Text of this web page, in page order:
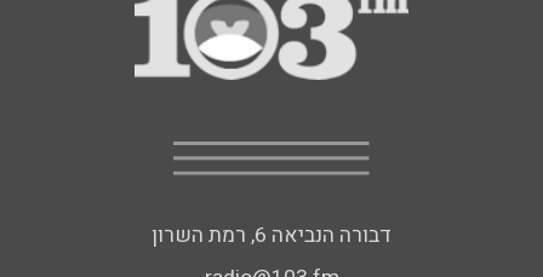
דבורה הנביאה 6, רמת השרון